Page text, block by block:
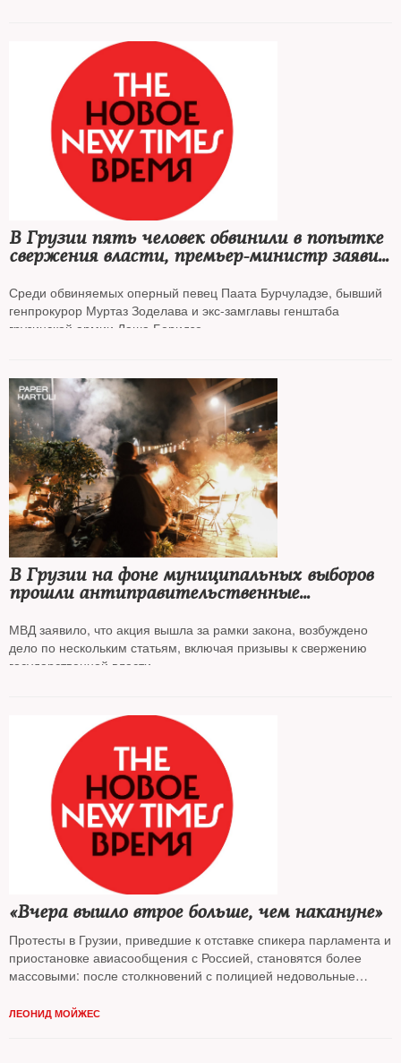
В Грузии пять человек обвинили в попытке
свержения власти, премьер-министр заявил,
Среди обвиняемых оперный певец Паата Бурчуладзе, бывший
генпрокурор Муртаз Зоделава и экс-замглавы генштаба
грузинской армии Лаша Беридзе
В Грузии на фоне муниципальных выборов
прошли антиправительственные
дворца
МВД заявило, что акция вышла за рамки закона, возбуждено
дело по нескольким статьям, включая призывы к свержению
государственной власти
«Вчера вышло втрое больше, чем накануне»
Протесты в Грузии, приведшие к отставке спикера парламента и
приостановке авиасообщения с Россией, становятся более
массовыми: после столкновений с полицией недовольные
правления партии Иванишвили, считает политолог
ЛЕОНИД МОЙЖЕС